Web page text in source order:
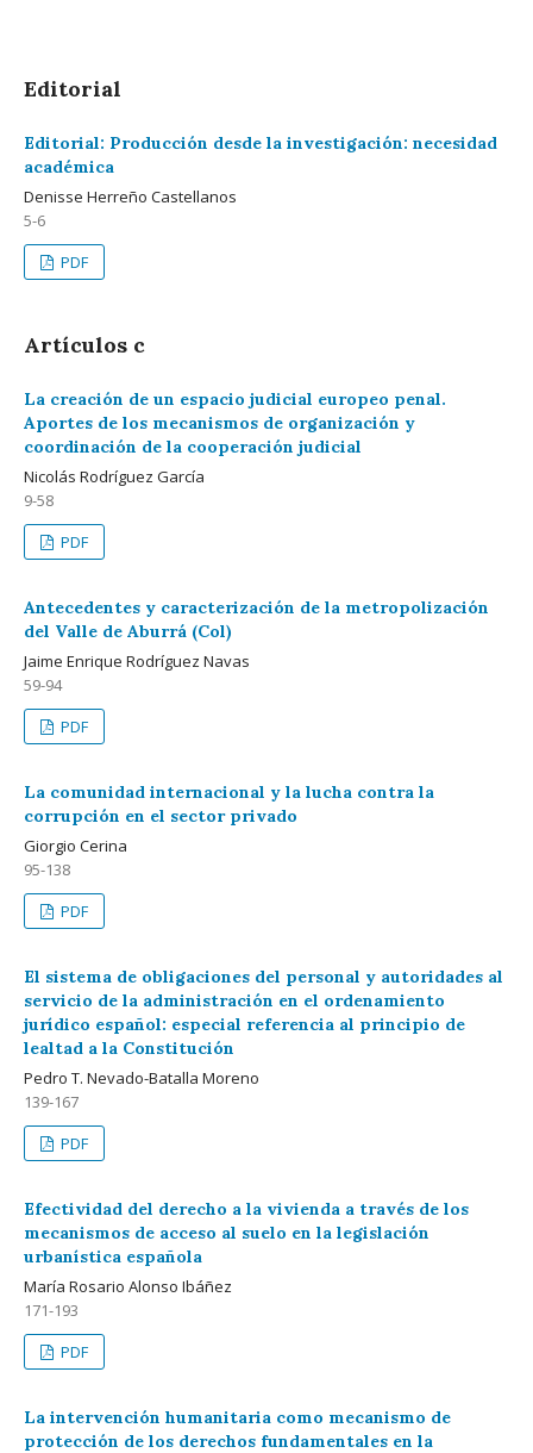
Editorial
Editorial: Producción desde la investigación: necesidad
académica
Denisse Herreño Castellanos
5-6
PDF
Artículos c
La creación de un espacio judicial europeo penal.
Aportes de los mecanismos de organización y
coordinación de la cooperación judicial
Nicolás Rodríguez García
9-58
PDF
Antecedentes y caracterización de la metropolización
del Valle de Aburrá (Col)
Jaime Enrique Rodríguez Navas
59-94
PDF
La comunidad internacional y la lucha contra la
corrupción en el sector privado
Giorgio Cerina
95-138
PDF
El sistema de obligaciones del personal y autoridades al
servicio de la administración en el ordenamiento
jurídico español: especial referencia al principio de
lealtad a la Constitución
Pedro T. Nevado-Batalla Moreno
139-167
PDF
Efectividad del derecho a la vivienda a través de los
mecanismos de acceso al suelo en la legislación
urbanística española
María Rosario Alonso Ibáñez
171-193
PDF
La intervención humanitaria como mecanismo de
protección de los derechos fundamentales en la